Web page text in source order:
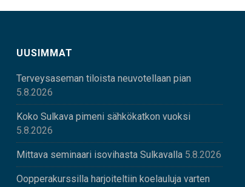
UUSIMMAT
Terveysaseman tiloista neuvotellaan pian
5.8.2026
Koko Sulkava pimeni sähkökatkon vuoksi
5.8.2026
Mittava seminaari isovihasta Sulkavalla 5.8.2026
Oopperakurssilla harjoiteltiin koelauluja varten